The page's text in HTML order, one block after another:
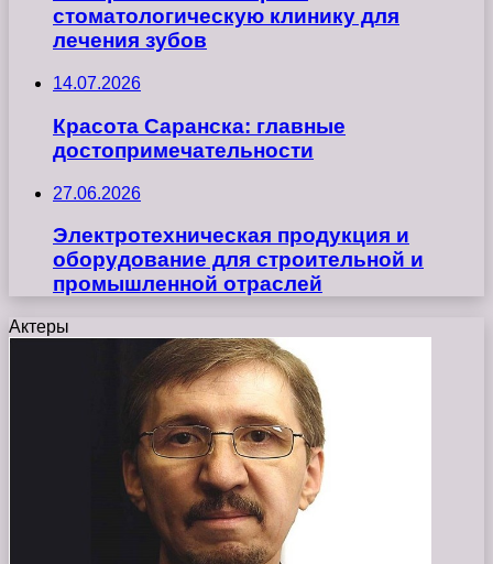
стоматологическую клинику для
лечения зубов
14.07.2026
Красота Саранска: главные
достопримечательности
27.06.2026
Электротехническая продукция и
оборудование для строительной и
промышленной отраслей
Актеры